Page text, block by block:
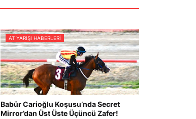
AT YARIŞI HABERLERI
Babür Carioğlu Koşusu’nda Secret
Mirror’dan Üst Üste Üçüncü Zafer!